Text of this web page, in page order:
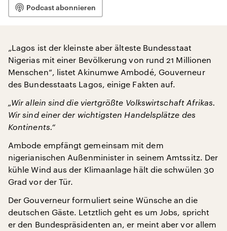
Podcast abonnieren
„Lagos ist der kleinste aber älteste Bundesstaat
Nigerias mit einer Bevölkerung von rund 21 Millionen
Menschen“, listet Akinumwe Ambodé, Gouverneur
des Bundesstaats Lagos, einige Fakten auf.
„Wir allein sind die viertgrößte Volkswirtschaft Afrikas.
Wir sind einer der wichtigsten Handelsplätze des
Kontinents.“
Ambode empfängt gemeinsam mit dem
nigerianischen Außenminister in seinem Amtssitz. Der
kühle Wind aus der Klimaanlage hält die schwülen 30
Grad vor der Tür.
Der Gouverneur formuliert seine Wünsche an die
deutschen Gäste. Letztlich geht es um Jobs, spricht
er den Bundespräsidenten an, er meint aber vor allem